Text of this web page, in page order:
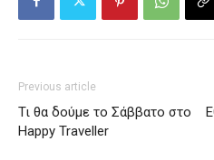
Previous article
Τι θα δούμε το Σάββατο στο
Happy Traveller